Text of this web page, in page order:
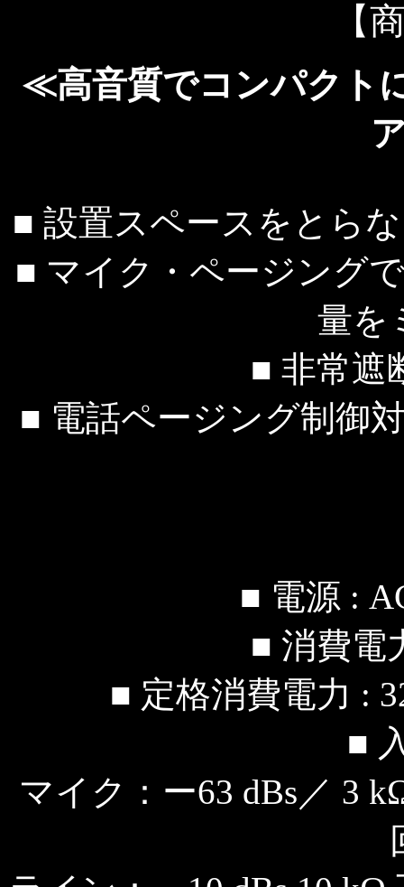
【
≪高音質でコンパクト
■ 設置スペースをとら
■ マイク・ページング
量を
■ 非常遮
■ 電話ページング制御
■ 電源 :
■ 消費電
■ 定格消費電力 :
■
マイク：ー63 dBs／ 3